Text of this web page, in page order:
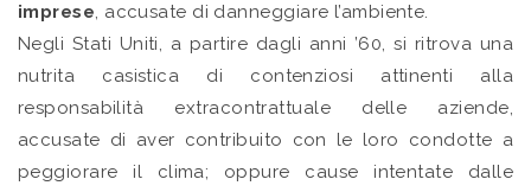
imprese, accusate di danneggiare l’ambiente.
Negli Stati Uniti, a partire dagli anni ’60, si ritrova una
nutrita casistica di contenziosi attinenti alla
responsabilità extracontrattuale delle aziende,
accusate di aver contribuito con le loro condotte a
peggiorare il clima; oppure cause intentate dalle